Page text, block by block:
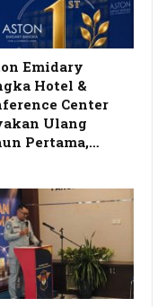
Emidary
Hotel &
Center
Ulang
Pertama,…